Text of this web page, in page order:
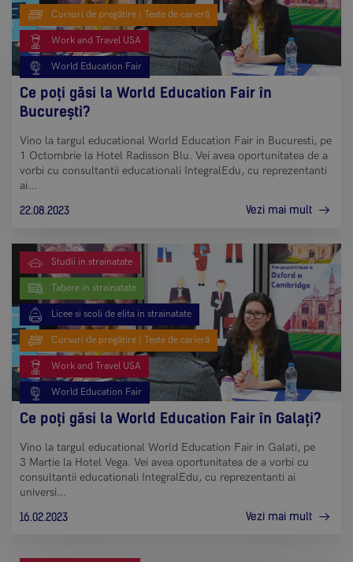
Cursuri de pregătire | Teste de carieră
Work and Travel USA
World Education Fair
Ce poți găsi la World Education Fair în
București?
Vino la targul educational World Education Fair in Bucuresti, pe
1 Octombrie la Hotel Radisson Blu. Vei avea oportunitatea de a
vorbi cu consultantii educationali IntegralEdu, cu reprezentanti
ai...
22.08.2023
Vezi mai mult
Studii in strainatate
Tabere in strainatate
Licee si scoli de elita in strainatate
Cursuri de pregătire | Teste de carieră
Work and Travel USA
World Education Fair
Ce poți găsi la World Education Fair în Galați?
Vino la targul educational World Education Fair in Galati, pe
3 Martie la Hotel Vega. Vei avea oportunitatea de a vorbi cu
consultantii educationali IntegralEdu, cu reprezentanti ai
universi...
16.02.2023
Vezi mai mult